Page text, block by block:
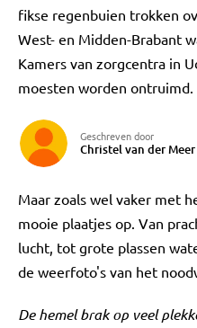
fikse regenbuien trokken
West- en Midden-Brabant
Kamers van zorgcentra in
moesten worden ontruimd.
Geschreven door
Christel van der Meer
Maar zoals wel vaker met
mooie plaatjes op. Van
lucht, tot grote plassen
de weerfoto's van het
De hemel brak op veel